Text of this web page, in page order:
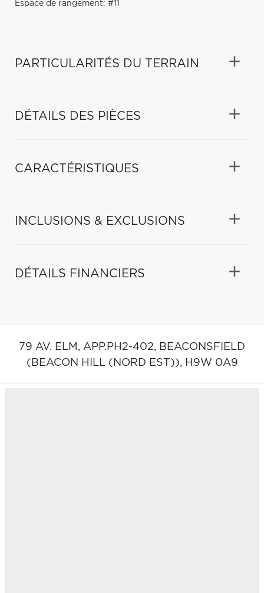
Espace de rangement: #11
PARTICULARITÉS DU TERRAIN
DÉTAILS DES PIÈCES
CARACTÉRISTIQUES
INCLUSIONS & EXCLUSIONS
DÉTAILS FINANCIERS
79 AV. ELM, APP.PH2-402, BEACONSFIELD
(BEACON HILL (NORD EST)), H9W 0A9